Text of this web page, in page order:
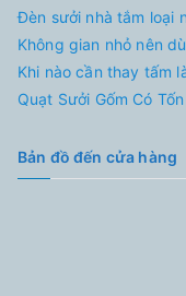
Đèn sưởi nhà tắm loại
Không gian nhỏ nên
Khi nào cần thay tấm
Quạt Sưởi Gốm Có
Bản đồ đến cửa hàng